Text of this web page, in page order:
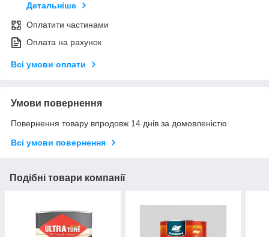
Детальніше
Оплатити частинами
Оплата на рахунок
Всі умови оплати
Умови повернення
Повернення товару впродовж 14 днів за домовленістю
Всі умови повернення
Подібні товари компанії